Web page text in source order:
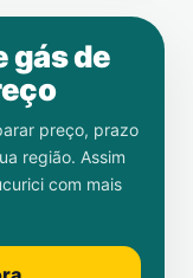
gás de
preço, prazo
região. Assim
com mais